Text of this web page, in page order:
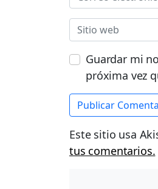
Guardar mi
próxima vez
Este sitio usa
tus comentarios.